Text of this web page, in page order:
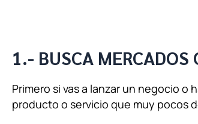
1.- BUSCA MERCADOS
Primero si vas a lanzar un negocio o
producto o servicio que muy pocos